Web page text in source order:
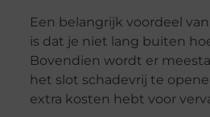
Een belangrijk voordeel
is dat je niet lang buiten
Bovendien wordt er
het slot schadevrij te
extra kosten hebt voor